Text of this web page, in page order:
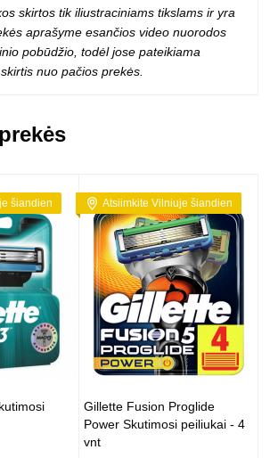
skirtos tik iliustraciniams tikslams ir yra
aprašyme esančios video nuorodos
pobūdžio, todėl jose pateikiama
nuo pačios prekės.
šiandien Atsiimkite Vilniuje šiandien
Gillette Fusion Proglide
Power Skutimosi peiliukai - 4
vnt